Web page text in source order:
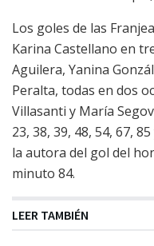
Los goles de las
Karina Castellano en
Aguilera, Yanina
Peralta, todas en dos
Villasanti y María
23, 38, 39, 48, 54, 67,
la autora del gol del
minuto 84.
LEER TAMBIÉN